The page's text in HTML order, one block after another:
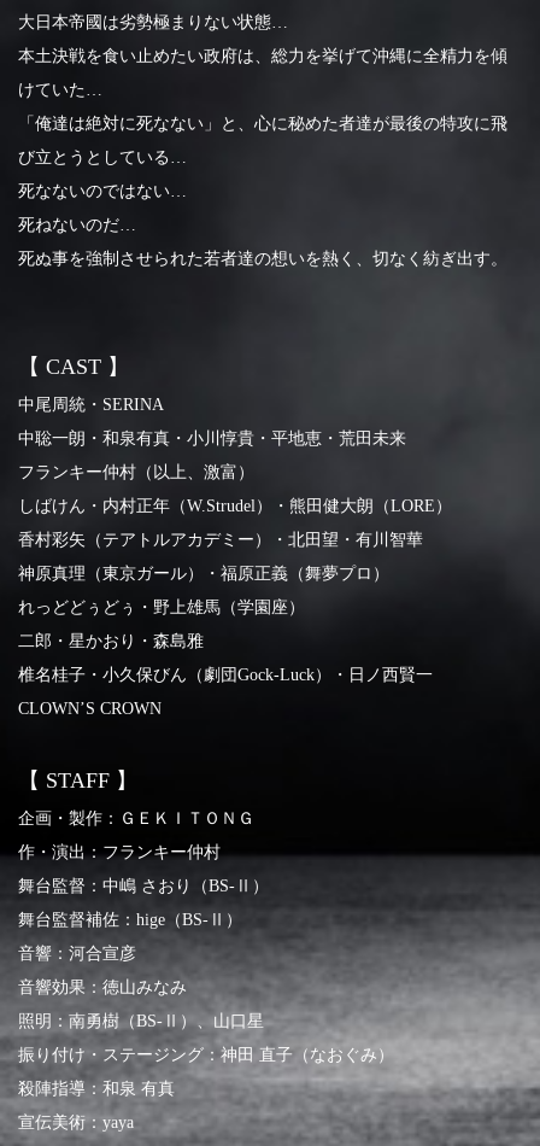
大日本帝國は劣勢極まりない状態…
本土決戦を食い止めたい政府は、総力を挙げて沖縄に全精力を傾
けていた…
「俺達は絶対に死なない」と、心に秘めた者達が最後の特攻に飛
び立とうとしている…
死なないのではない…
死ねないのだ…
死ぬ事を強制させられた若者達の想いを熱く、切なく紡ぎ出す。
【 CAST 】
中尾周統・SERINA
中聡一朗・和泉有真・小川惇貴・平地恵・荒田未来
フランキー仲村（以上、激富）
しばけん・内村正年（W.Strudel）・熊田健大朗（LORE）
香村彩矢（テアトルアカデミー）・北田望・有川智華
神原真理（東京ガール）・福原正義（舞夢プロ）
れっどどぅどぅ・ 野上雄馬（学園座）
二郎・星かおり・森島雅
椎名桂子・小久保びん（劇団Gock-Luck）・日ノ西賢一
CLOWN’S CROWN
【 STAFF 】
企画・製作：ＧＥＫＩＴＯＮＧ
作・演出：フランキー仲村
舞台監督：中嶋 さおり（BS-Ⅱ）
舞台監督補佐：hige（BS-Ⅱ）
音響：河合宣彦
音響効果：徳山みなみ
照明：南勇樹（BS-Ⅱ）、山口星
振り付け・ステージング：神田 直子（なおぐみ）
殺陣指導：和泉 有真
宣伝美術：yaya